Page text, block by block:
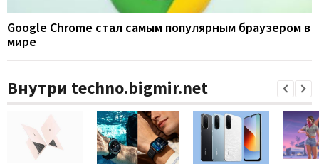
Google Chrome стал самым популярным браузером в
мире
Внутри techno.bigmir.net